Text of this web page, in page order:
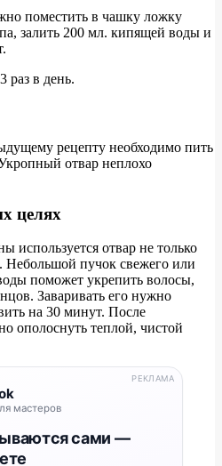
поместить в чашку ложку
залить 200 мл. кипящей воды и
раз в день.
рецепту необходимо пить
отвар неплохо
целях
используется отвар не только
Небольшой пучок свежего или
поможет укрепить волосы,
Заваривать его нужно
на 30 минут. После
ополоснуть теплой, чистой
мастеров
сами —
РЕКЛАМА